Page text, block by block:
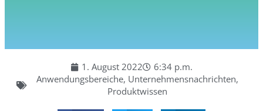
1. August 2022
6:34 p.m.
Anwendungsbereiche, Unternehmensnachrichten,
Produktwissen